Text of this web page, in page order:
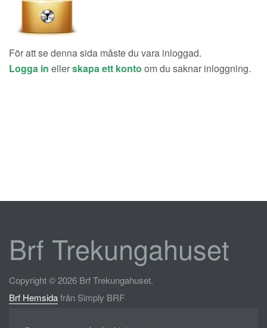
För att se denna sida måste du vara inloggad.
Logga in ellerskapa ett konto om du saknar inloggning.
Brf Trekungahuset
Copyright © 2026 Brf Trekungahuset.
Brf Hemsidafrån Simply BRF